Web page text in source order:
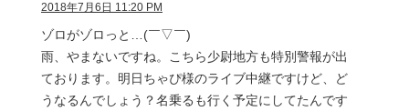
2018年7月6日 11:20 PM
ゾロがゾロっと…(￣▽￣)
雨、やまないですね。こちら少尉地方も特別警報が出
ております。明日ちゃぴ様のライブ中継ですけど、ど
うなるんでしょう？名乗るも行く予定にしてたんです